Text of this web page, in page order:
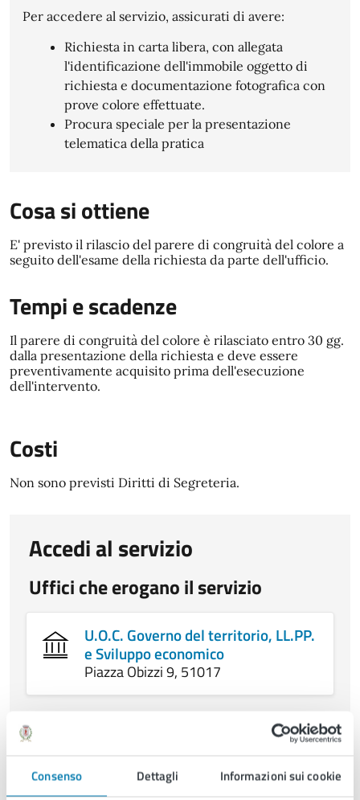
Consenso Dettagli Informazioni sui cookie
Per accedere al servizio, assicurati di avere:
Richiesta in carta libera, con allegata
l'identificazione dell'immobile oggetto di
richiesta e documentazione fotografica con
prove colore effettuate.
Procura speciale per la presentazione
telematica della pratica
Cosa si ottiene
E' previsto il rilascio del parere di congruità del colore a
seguito dell'esame della richiesta da parte dell'ufficio.
Tempi e scadenze
Il parere di congruità del colore è rilasciato entro 30 gg.
dalla presentazione della richiesta e deve essere
preventivamente acquisito prima dell'esecuzione
dell'intervento.
Costi
Non sono previsti Diritti di Segreteria.
Accedi al servizio
Uffici che erogano il servizio
U.O.C. Governo del territorio, LL.PP.
e Sviluppo economico
Piazza Obizzi 9, 51017
Condizioni di servizio